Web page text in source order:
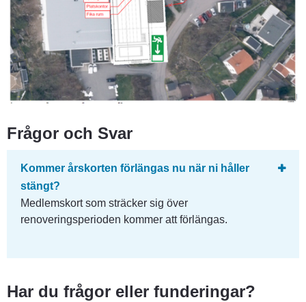
Frågor och Svar
Kommer årskorten förlängas nu när ni håller
stängt?
Medlemskort som sträcker sig över
renoveringsperioden kommer att förlängas.
Har du frågor eller funderingar?